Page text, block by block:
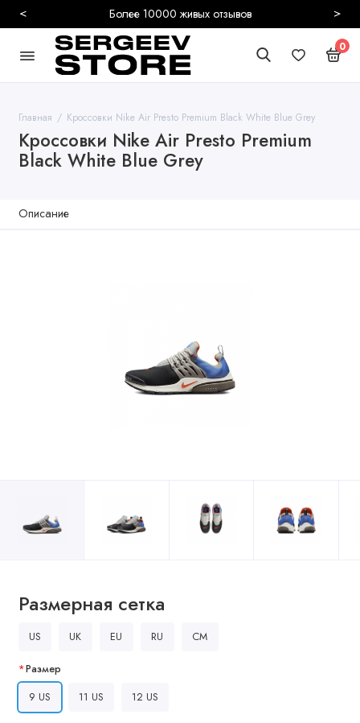
Более 10000 живых отзывов
< >
0
Главная Кроссовки Nike Air Presto Premium Black White Blue Grey
Кроссовки Nike Air Presto Premium
Black White Blue Grey
Описание
Размерная сетка
US UK EU RU CM
Размер
9 US
11 US 12 US